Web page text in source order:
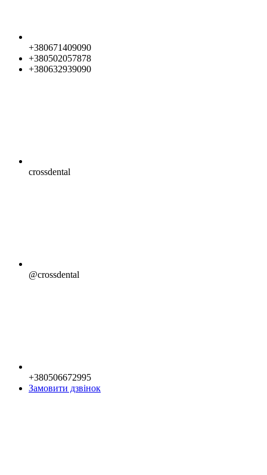
+380671409090
+380502057878
+380632939090
crossdental
@crossdental
+380506672995
Замовити дзвінок